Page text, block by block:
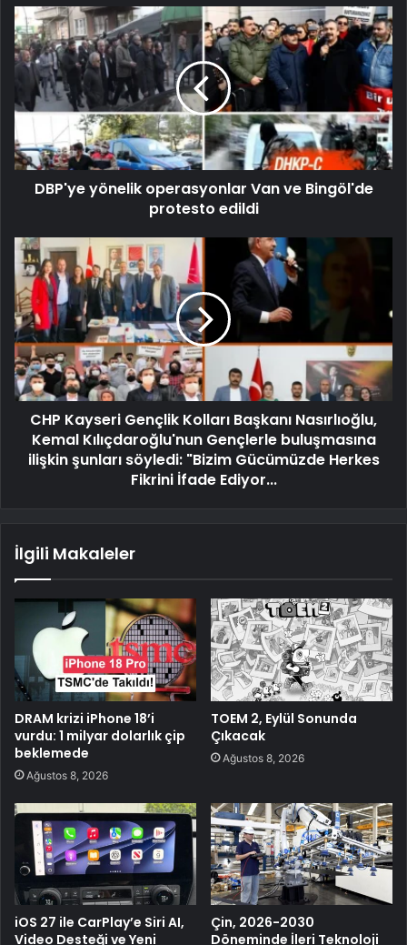
DBP'ye yönelik operasyonlar Van ve Bingöl'de
protesto edildi
CHP Kayseri Gençlik Kolları Başkanı Nasırlıoğlu,
Kemal Kılıçdaroğlu'nun Gençlerle buluşmasına
ilişkin şunları söyledi: "Bizim Gücümüzde Herkes
Fikrini İfade Ediyor...
İlgili Makaleler
DRAM krizi iPhone 18’i
vurdu: 1 milyar dolarlık çip
beklemede
Ağustos 8, 2026
TOEM 2, Eylül Sonunda
Çıkacak
Ağustos 8, 2026
iOS 27 ile CarPlay’e Siri AI,
Video Desteği ve Yeni
Çin, 2026-2030
Döneminde İleri Teknoloji